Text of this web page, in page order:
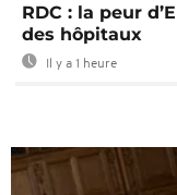
RDC : la peur
des hôpitaux
Il y a 1 heure